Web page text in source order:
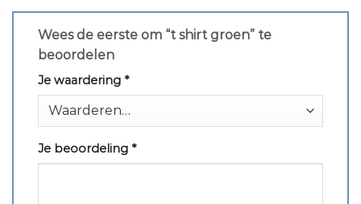
Wees de eerste om “t shirt groen” te
beoordelen
Je waardering *
Je beoordeling *